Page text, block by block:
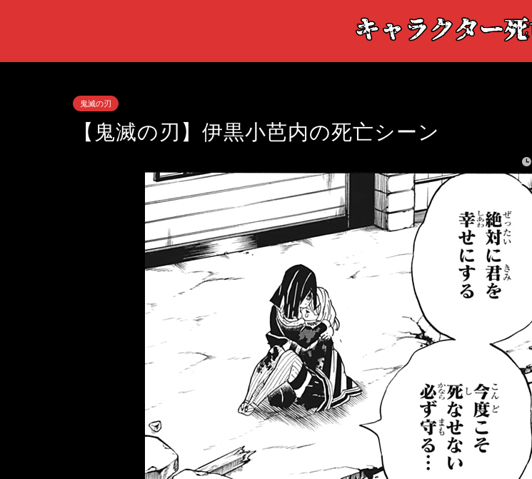
鬼滅の刃
【鬼滅の刃】伊黒小芭内の死亡シーン